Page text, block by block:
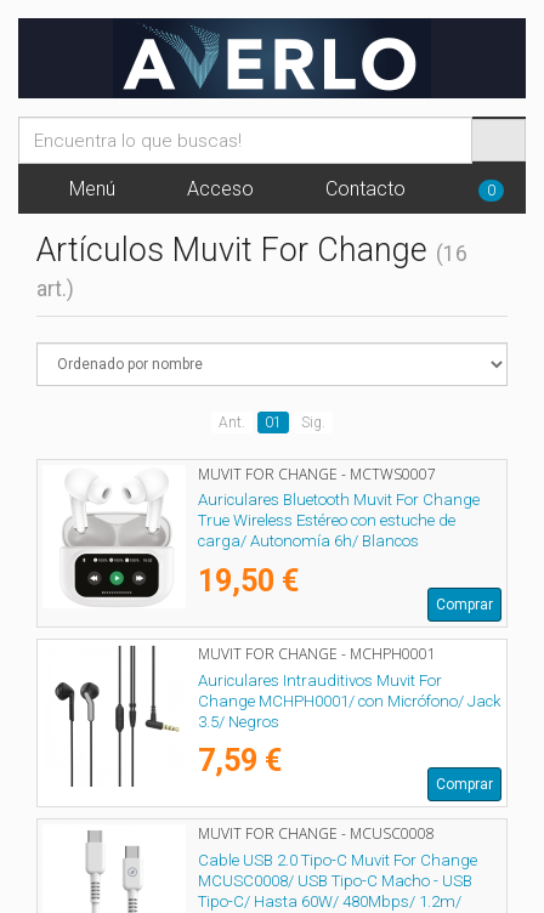
Menú Acceso Contacto 0
Artículos Muvit For Change (16
art.)
Ant. 01 Sig.
MUVIT FOR CHANGE - MCTWS0007
Auriculares Bluetooth Muvit For Change
True Wireless Estéreo con estuche de
carga/ Autonomía 6h/ Blancos
19,50 €
Comprar
MUVIT FOR CHANGE - MCHPH0001
Auriculares Intrauditivos Muvit For
Change MCHPH0001/ con Micrófono/ Jack
3.5/ Negros
7,59 €
Comprar
MUVIT FOR CHANGE - MCUSC0008
Cable USB 2.0 Tipo-C Muvit For Change
MCUSC0008/ USB Tipo-C Macho - USB
Tipo-C/ Hasta 60W/ 480Mbps/ 1.2m/